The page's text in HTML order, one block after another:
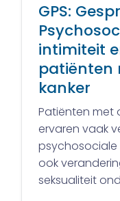
GPS:
intimiteit
patiënten
kanker
Patiënten met
ervaren vaak
psychosociale
ook
seksualiteit